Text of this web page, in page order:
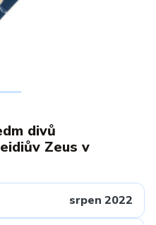
divů
Zeus v
srpen 2022